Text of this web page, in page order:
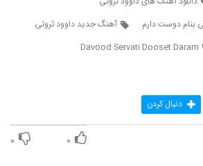
دانلود آهنگ اتفاق از ادریس قجاوند
دانلود آهنگ فرامرز آران عزیز دلمی
(Faramarz Aran Azize Delam)
بنام دوست دارم
آهنگ جدید داوود ثروتی
Davood Servati Dooset Daram
دنبال کردن
۰ ۰